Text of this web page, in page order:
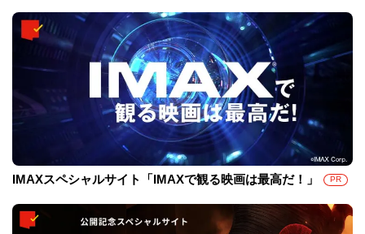
IMAXスペシャルサイト「IMAXで観る映画は最高だ！」 PR